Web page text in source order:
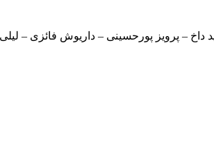
– پرویز پورحسینی – داریوش فائزی – لیلی